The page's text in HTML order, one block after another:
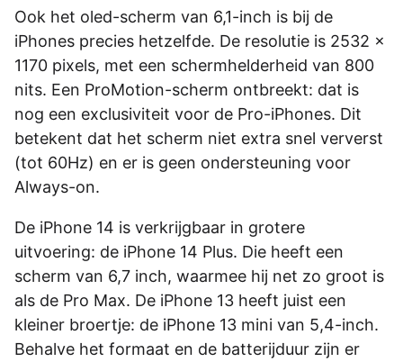
Ook het oled-scherm van 6,1-inch is bij de
iPhones precies hetzelfde. De resolutie is 2532 x
1170 pixels, met een schermhelderheid van 800
nits. Een ProMotion-scherm ontbreekt: dat is
nog een exclusiviteit voor de Pro-iPhones. Dit
betekent dat het scherm niet extra snel ververst
(tot 60Hz) en er is geen ondersteuning voor
Always-on.
De iPhone 14 is verkrijgbaar in grotere
uitvoering: de iPhone 14 Plus. Die heeft een
scherm van 6,7 inch, waarmee hij net zo groot is
als de Pro Max. De iPhone 13 heeft juist een
kleiner broertje: de iPhone 13 mini van 5,4-inch.
Behalve het formaat en de batterijduur zijn er